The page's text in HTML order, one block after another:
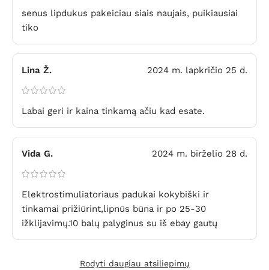
senus lipdukus pakeiciau siais naujais, puikiausiai
tiko
Lina Ž. 2024 m. lapkričio 25 d.
Labai geri ir kaina tinkamą ačiu kad esate.
Vida G. 2024 m. birželio 28 d.
Elektrostimuliatoriaus padukai kokybiški ir
tinkamai prižiūrint,lipnūs būna ir po 25-30
ižklijavimų.10 balų palyginus su iš ebay gautų
Rodyti daugiau atsiliepimų